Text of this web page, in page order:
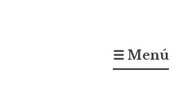
☰ Menú